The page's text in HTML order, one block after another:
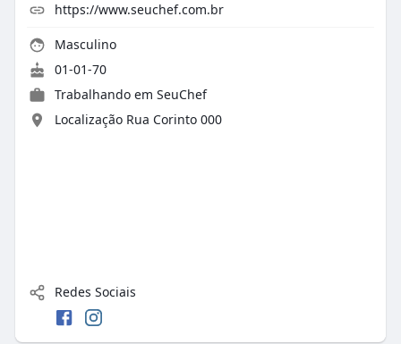
https://www.seuchef.com.br
Masculino
01-01-70
Trabalhando em SeuChef
Localização Rua Corinto 000
Redes Sociais